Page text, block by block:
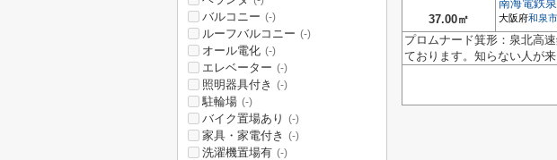
37.00㎡
南海電鉄
大阪府和泉市
プロムナード箕形：泉北高
ております。知らない人が
バルコニー (-)
ルーフバルコニー (-)
オール電化 (-)
エレベーター (-)
照明器具付き (-)
駐輪場 (-)
バイク置場あり (-)
家具・家電付き (-)
洗濯機置場有 (-)